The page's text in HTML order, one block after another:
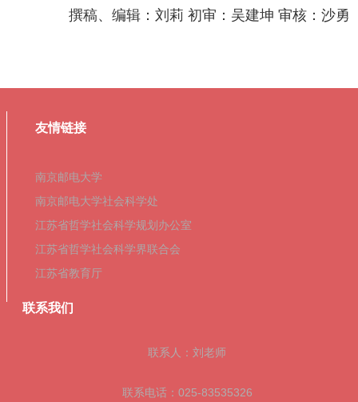
撰稿、编辑：刘莉 初审：吴建坤 审核：沙勇
友情链接
南京邮电大学
南京邮电大学社会科学处
江苏省哲学社会科学规划办公室
江苏省哲学社会科学界联合会
江苏省教育厅
联系我们
联系人：刘老师
联系电话：025-83535326